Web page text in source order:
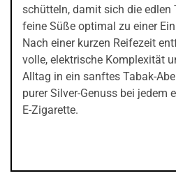
schütteln, damit sich die edlen
feine Süße optimal zu einer
Nach einer kurzen Reifezeit
volle, elektrische Komplexität
Alltag in ein sanftes Tabak-
purer Silver-Genuss bei jedem
E-Zigarette.